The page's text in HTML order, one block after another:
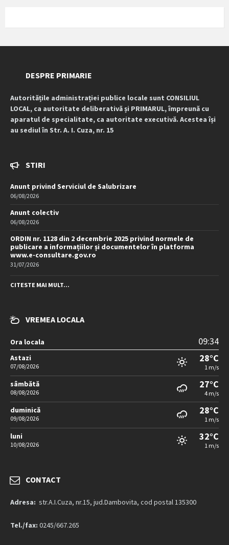
DESPRE PRIMARIE
Autoritățile administrației publice locale sunt CONSILIUL
LOCAL, ca autoritate deliberativă și PRIMARUL, împreună cu
aparatul de specialitate, ca autoritate executivă. Acestea își
au sediul în Str. A. I. Cuza, nr. 15
STIRI
Anunt privind Serviciul de Salubrizare
06/08/2026
Anunt colectiv
06/08/2026
ORDIN nr. 1128 din 2 decembrie 2025 privind normele de
publicare a informațiilor și documentelor în platforma
www.e-consultare.gov.ro
31/07/2026
CITESTE MAI MULT...
VREMEA LOCALA
Ora locala 09:34
Astazi
07/08/2026
28°C
1 m/s
sâmbătă
08/08/2026
27°C
4 m/s
duminică
09/08/2026
28°C
1 m/s
luni
10/08/2026
32°C
1 m/s
CONTACT
Adresa: str.A.I.Cuza, nr.15, jud.Dambovita, cod postal 135300
Tel./fax: 0245/667.265